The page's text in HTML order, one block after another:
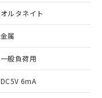
オルタネイト
金属
一般負荷用
DC5V 6mA